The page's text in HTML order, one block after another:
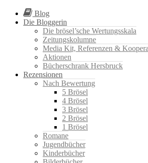
Blog
Die Bloggerin
Die brösel’sche Wertungsskala
Zeitungskolumne
Media Kit, Referenzen &
Aktionen
Bücherschrank Hersbruck
Rezensionen
Nach Bewertung
5 Brösel
4 Brösel
3 Brösel
2 Brösel
1 Brösel
Romane
Jugendbücher
Kinderbücher